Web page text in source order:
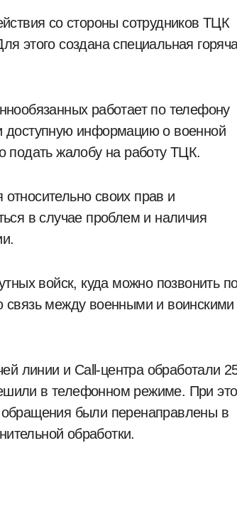
со стороны сотрудников ТЦК
этого создана специальная
работает по телефону
доступную информацию о военной
подать жалобу на работу ТЦК.
своих прав и
в случае проблем и наличия
войск, куда можно позвонить
связь между военными и воинскими
линии и Call-центра обработали
в телефонном режиме. При
были перенаправлены в
обработки.